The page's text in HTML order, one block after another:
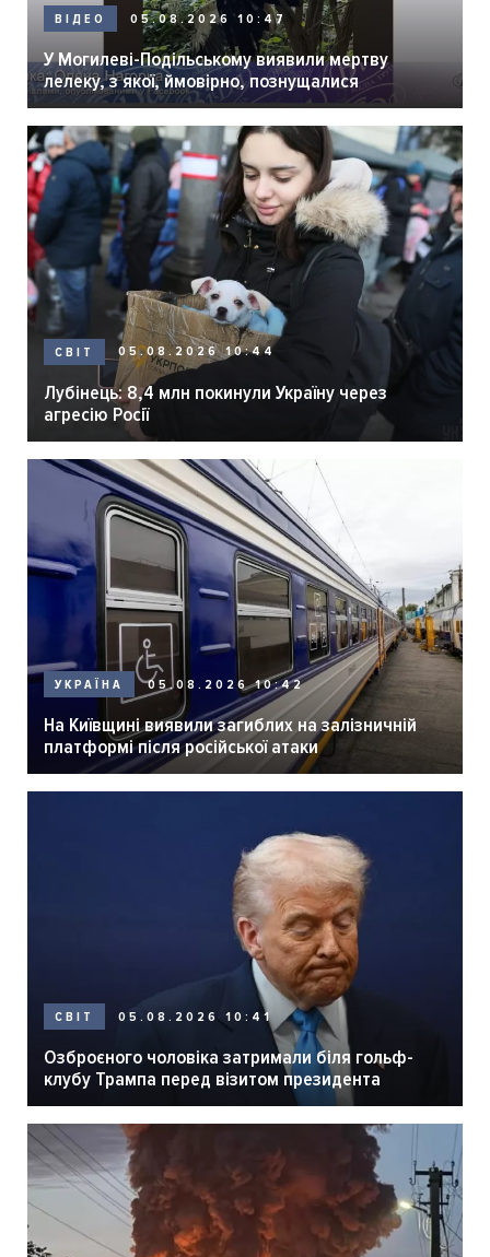
ВІДЕО 05.08.2026 10:47
У Могилеві-Подільському виявили мертву
лелеку, з якої, ймовірно, познущалися
СВІТ 05.08.2026 10:44
Лубінець: 8,4 млн покинули Україну через
агресію Росії
УКРАЇНА 05.08.2026 10:42
На Київщині виявили загиблих на залізничній
платформі після російської атаки
СВІТ 05.08.2026 10:41
Озброєного чоловіка затримали біля гольф-
клубу Трампа перед візитом президента